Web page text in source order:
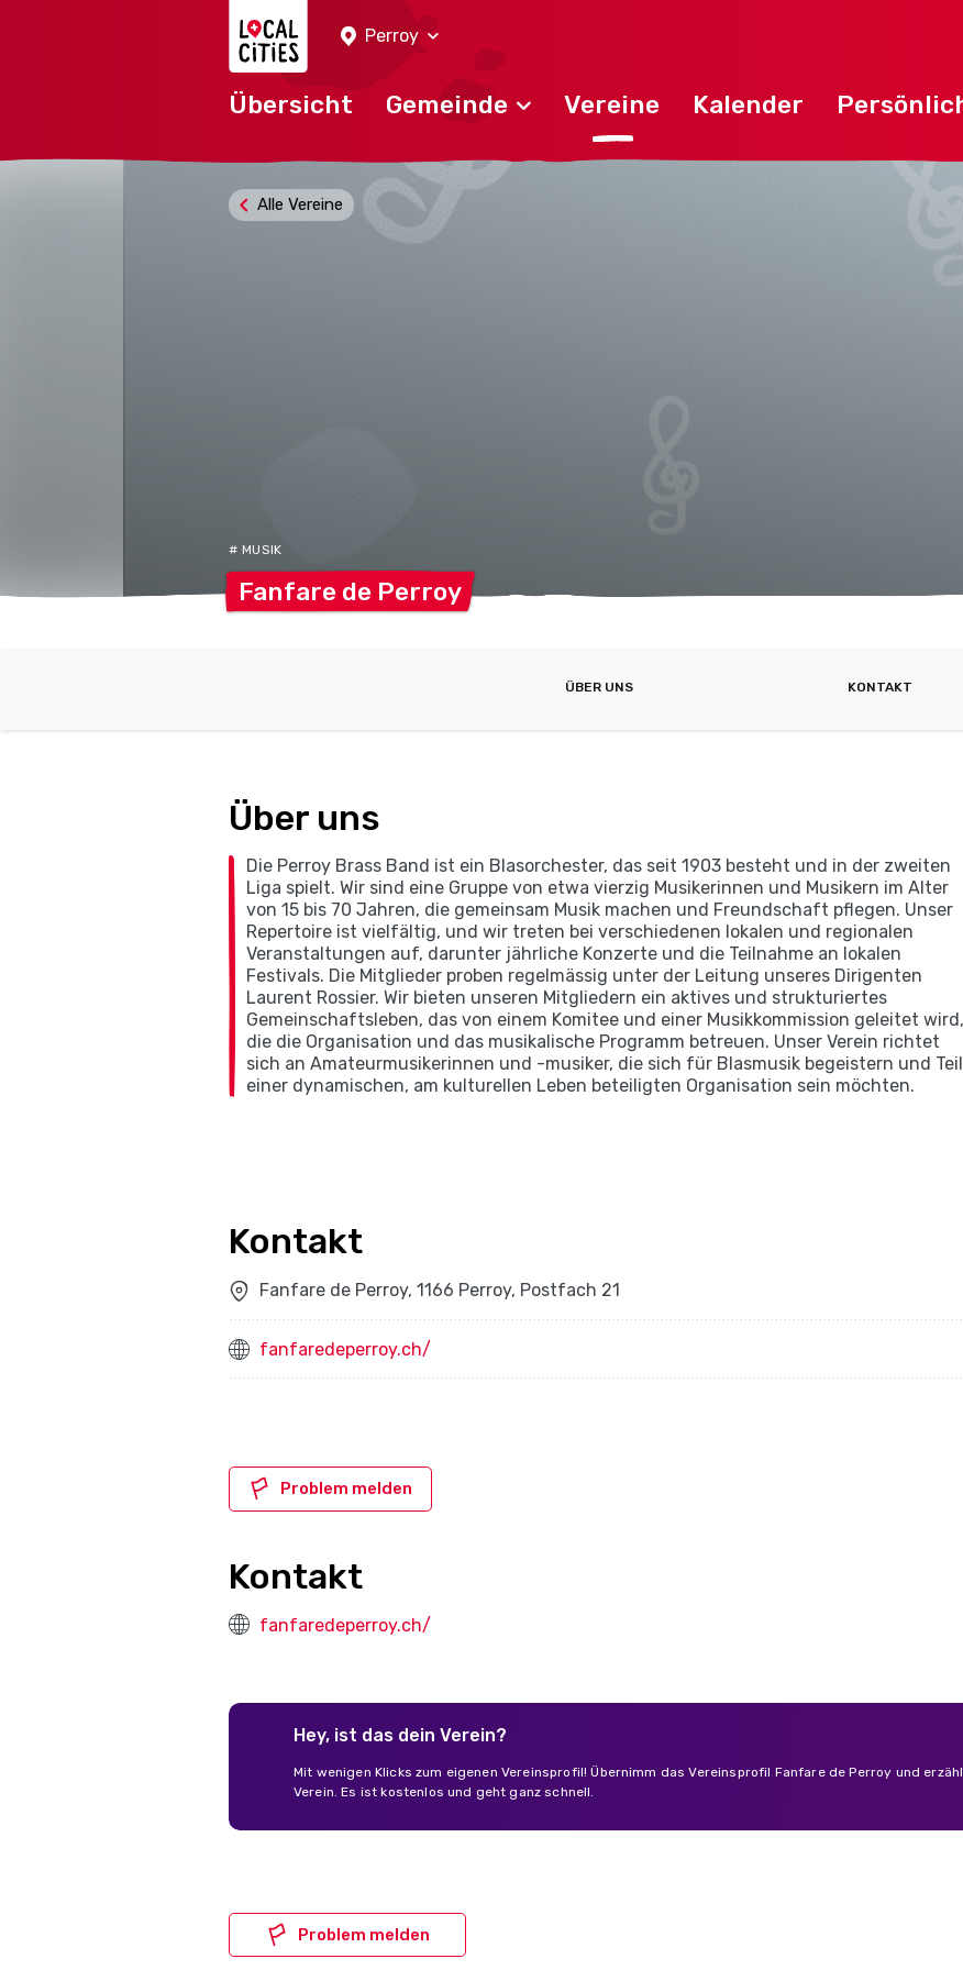
Perroy
Übersicht Gemeinde Vereine Kalender
# MUSIK
Fanfare de Perroy
Alle Vereine
ÜBER UNS KONTAKT
Über uns
Die Perroy Brass Band ist ein Blasorchester, das seit 1903 besteht und in der zweiten
Liga spielt. Wir sind eine Gruppe von etwa vierzig Musikerinnen und Musikern im Alter
von 15 bis 70 Jahren, die gemeinsam Musik machen und Freundschaft pflegen. Unser
Repertoire ist vielfältig, und wir treten bei verschiedenen lokalen und regionalen
Veranstaltungen auf, darunter jährliche Konzerte und die Teilnahme an lokalen
Festivals. Die Mitglieder proben regelmässig unter der Leitung unseres Dirigenten
Laurent Rossier. Wir bieten unseren Mitgliedern ein aktives und strukturiertes
Gemeinschaftsleben, das von einem Komitee und einer Musikkommission geleitet wird,
die die Organisation und das musikalische Programm betreuen. Unser Verein richtet
sich an Amateurmusikerinnen und -musiker, die sich für Blasmusik begeistern und Teil
einer dynamischen, am kulturellen Leben beteiligten Organisation sein möchten.
Kontakt
Fanfare de Perroy, 1166 Perroy, Postfach 21
fanfaredeperroy.ch/
Problem melden
Kontakt
fanfaredeperroy.ch/
Hey, ist das dein Verein?
Mit wenigen Klicks zum eigenen Vereinsprofil! Übernimm das Vereinsprofil Fanfare de Perroy und
Verein. Es ist kostenlos und geht ganz schnell.
Problem melden